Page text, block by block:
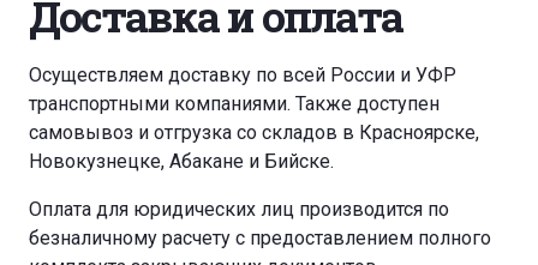
Доставка и оплата
Осуществляем доставку по всей России и УФР
транспортными компаниями. Также доступен
самовывоз и отгрузка со складов в Красноярске,
Новокузнецке, Абакане и Бийске.
Оплата для юридических лиц производится по
безналичному расчету с предоставлением полного